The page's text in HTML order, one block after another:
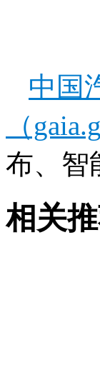
中国
（
布、智
相关